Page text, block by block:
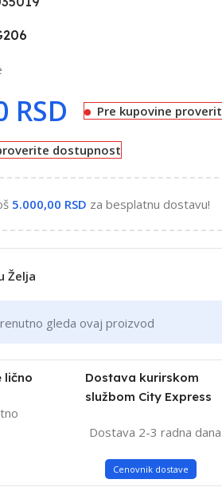
RSD Pre kupovine
dostupnost
5.000,00 RSD za besplatnu dostavu!
Želja
gleda ovaj proizvod
lično
Dostava kurirskom
službom City Express
Dostava 2-3 radna dana
Cenovnik dostave